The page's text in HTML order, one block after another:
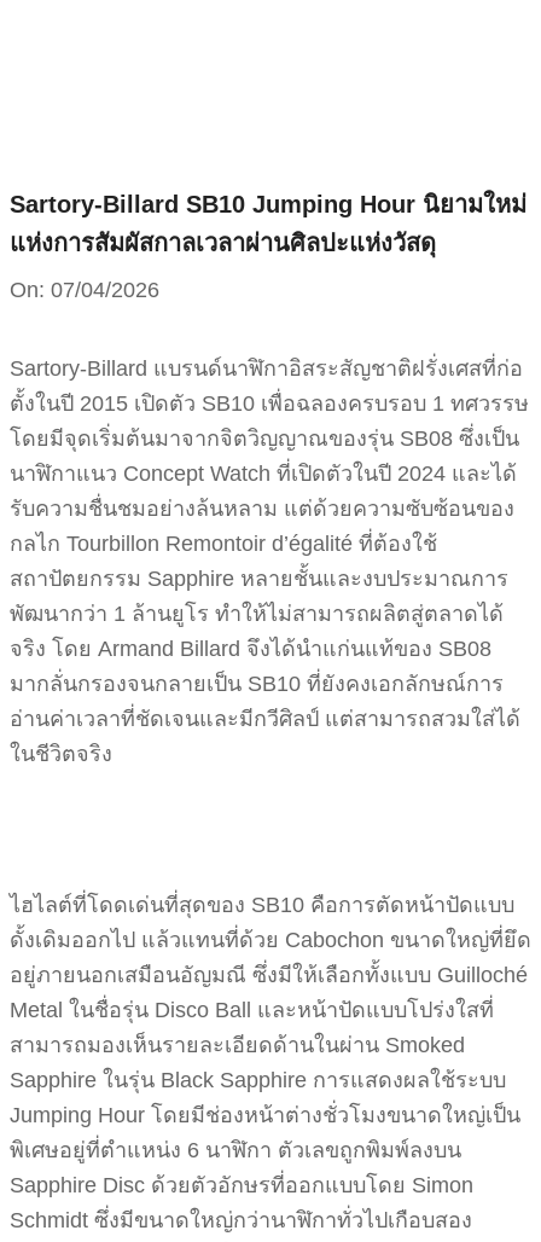
Sartory-Billard SB10 Jumping Hour นิยามใหม่
แห่งการสัมผัสกาลเวลาผ่านศิลปะแห่งวัสดุ
On: 07/04/2026
Sartory-Billard แบรนด์นาฬิกาอิสระสัญชาติฝรั่งเศสที่ก่อ
ตั้งในปี 2015 เปิดตัว SB10 เพื่อฉลองครบรอบ 1 ทศวรรษ
โดยมีจุดเริ่มต้นมาจากจิตวิญญาณของรุ่น SB08 ซึ่งเป็น
นาฬิกาแนว Concept Watch ที่เปิดตัวในปี 2024 และได้
รับความชื่นชมอย่างล้นหลาม แต่ด้วยความซับซ้อนของ
กลไก Tourbillon Remontoir d’égalité ที่ต้องใช้
สถาปัตยกรรม Sapphire หลายชั้นและงบประมาณการ
พัฒนากว่า 1 ล้านยูโร ทำให้ไม่สามารถผลิตสู่ตลาดได้
จริง โดย Armand Billard จึงได้นำแก่นแท้ของ SB08
มากลั่นกรองจนกลายเป็น SB10 ที่ยังคงเอกลักษณ์การ
อ่านค่าเวลาที่ชัดเจนและมีกวีศิลป์ แต่สามารถสวมใส่ได้
ในชีวิตจริง
ไฮไลต์ที่โดดเด่นที่สุดของ SB10 คือการตัดหน้าปัดแบบ
ดั้งเดิมออกไป แล้วแทนที่ด้วย Cabochon ขนาดใหญ่ที่ยึด
อยู่ภายนอกเสมือนอัญมณี ซึ่งมีให้เลือกทั้งแบบ Guilloché
Metal ในชื่อรุ่น Disco Ball และหน้าปัดแบบโปร่งใสที่
สามารถมองเห็นรายละเอียดด้านในผ่าน Smoked
Sapphire ในรุ่น Black Sapphire การแสดงผลใช้ระบบ
Jumping Hour โดยมีช่องหน้าต่างชั่วโมงขนาดใหญ่เป็น
พิเศษอยู่ที่ตำแหน่ง 6 นาฬิกา ตัวเลขถูกพิมพ์ลงบน
Sapphire Disc ด้วยตัวอักษรที่ออกแบบโดย Simon
Schmidt ซึ่งมีขนาดใหญ่กว่านาฬิกาทั่วไปเกือบสอง